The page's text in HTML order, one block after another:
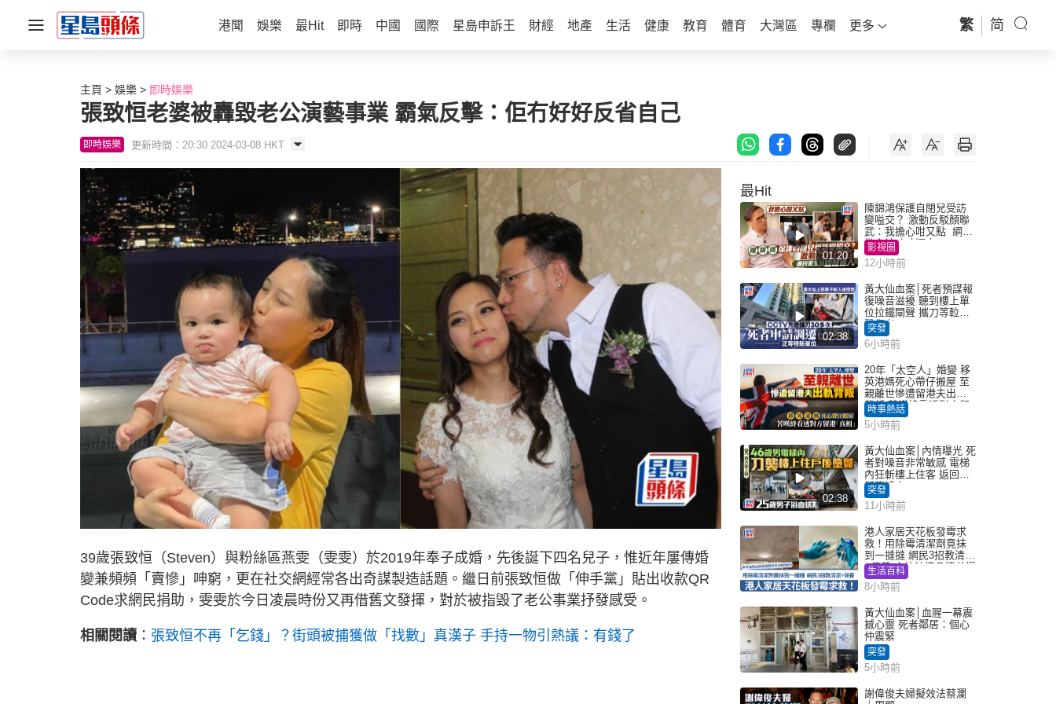
港聞 娛樂 最Hit 即時 中國 國際 星島申訴王 財經 地產 生活 健康 教育 體育 大灣區 專欄 更多 繁 简
主頁 娛樂 即時娛樂
張致恒老婆被轟毀老公演藝事業 霸氣反擊：佢冇好好反省自己
即時娛樂 更新時間：20:30 2024-03-08 HKT
39歲張致恒（Steven）與粉絲區燕雯（雯雯）於2019年奉子成婚，先後誕下四名兒子，惟近年屢傳婚
變兼頻頻「賣慘」呻窮，更在社交網經常各出奇謀製造話題。繼日前張致恒做「伸手黨」貼出收款QR
Code求網民捐助，雯雯於今日凌晨時份又再借舊文發揮，對於被指毁了老公事業抒發感受。
相關閱讀 ： 張致恒不再「乞錢」？街頭被捕獲做「找數」真漢子 手持一物引熱議：有錢了
最Hit
01:20
陳錦鴻保護自閉兒受訪
變嗌交？ 激動反駁顏聯
武：我擔心咁又點 網民
批主持咄咄逼人
影視圈
12小時前
02:38
黃大仙血案│死者預謀報
復噪音滋擾 聽到樓上單
位拉鐵閘聲 攜刀等𨋢伏
擊傷者
突發
6小時前
20年「太空人」婚變 移
英港媽死心帶仔搬屋 至
親離世慘遭留港夫出軌
背叛 苦嘆終看透對方留
港「真相」｜Juicy叮
時事熱話
5小時前
02:38
黃大仙血案│內情曝光 死
者對噪音非常敏感 電梯
內狂斬樓上住客 返回住
所墮樓亡
突發
11小時前
港人家居天花板發霉求
救！用除霉清潔劑竟抹
到一撻撻 網民3招教清潔
+保養 本地油漆品牌曾提
醒勿用1物防變色
生活百科
8小時前
黃大仙血案│血腥一幕震
撼心靈 死者鄰居：個心
仲震緊
突發
5小時前
謝偉俊夫婦擬效法蔡瀾